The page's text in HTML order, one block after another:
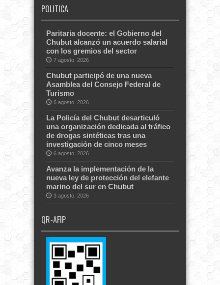
POLITICA
Paritaria docente: el Gobierno del
Chubut alcanzó un acuerdo salarial
con los gremios del sector
7 agosto, 2026
Chubut participó de una nueva
Asamblea del Consejo Federal de
Turismo
6 agosto, 2026
La Policía del Chubut desarticuló
una organización dedicada al tráfico
de drogas sintéticas tras una
investigación de cinco meses
6 agosto, 2026
Avanza la implementación de la
nueva ley de protección del elefante
marino del sur en Chubut
3 agosto, 2026
QR-AFIP